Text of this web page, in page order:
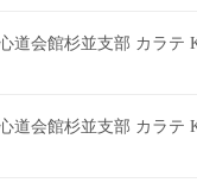
道会館杉並支部 カラテ
道会館杉並支部 カラテ